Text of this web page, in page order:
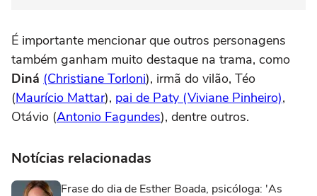
É importante mencionar que outros personagens
também ganham muito destaque na trama, como
Diná (Christiane Torloni), irmã do vilão, Téo
(Maurício Mattar), pai de Paty (Viviane Pinheiro),
Otávio (Antonio Fagundes), dentre outros.
Notícias relacionadas
Frase do dia de Esther Boada, psicóloga: 'As